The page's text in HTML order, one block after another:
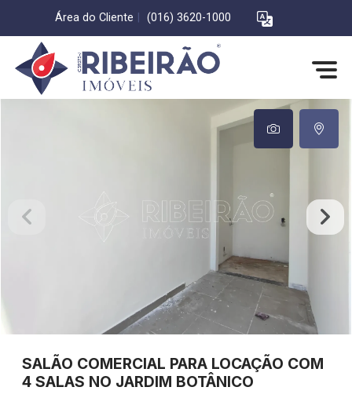
Área do Cliente (016) 3620-1000
SALÃO COMERCIAL PARA LOCAÇÃO COM
4 SALAS NO JARDIM BOTÂNICO